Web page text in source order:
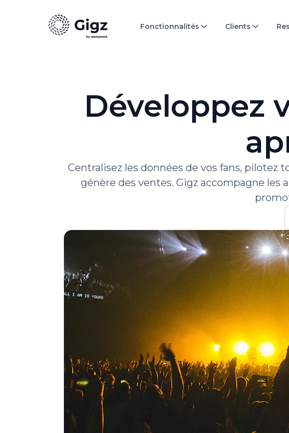
Fonctionnalités Clients
Développez
Centralisez les données de vos fans,
génère des ventes. Gigz accompagne